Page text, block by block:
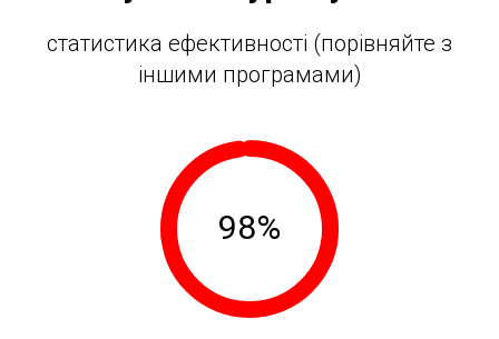
статистика ефективності (порівняйте з
іншими програмами)
98%